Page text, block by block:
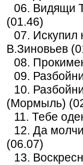
06. Видящи
(01.46)
07. Искупил
В.Зиновьев
08.
09.
10.
(Мормыль)
11. Тебе
12. Да
(06.07)
13.